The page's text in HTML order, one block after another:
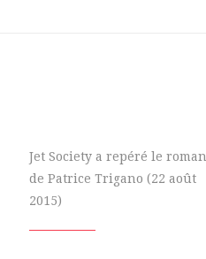
Jet Society a repéré le roman
de Patrice Trigano (22 août
2015)